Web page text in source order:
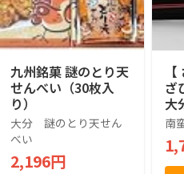
九州銘菓 謎のとり天
せんべい（30枚入
り）
大分 謎のとり天せん
べい
2,196円
ざ
大
洋
南